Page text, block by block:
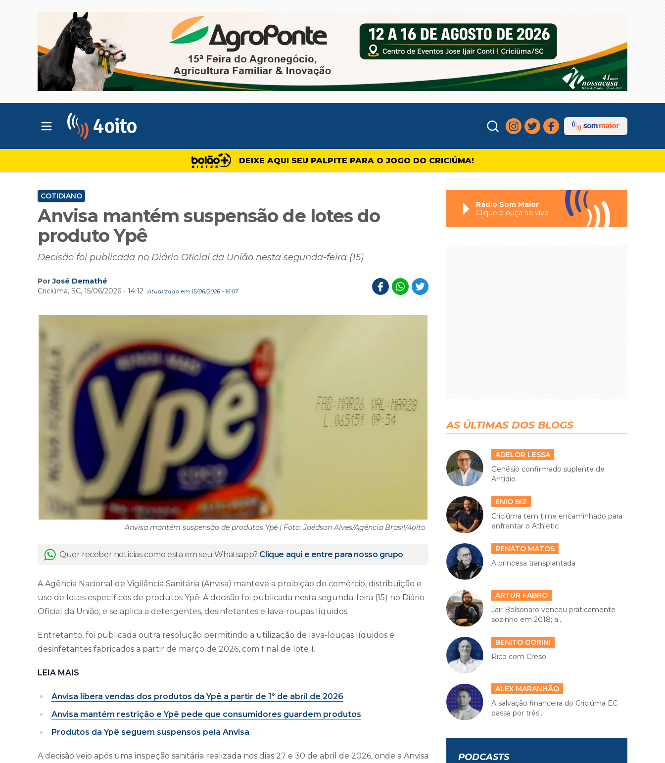
Abrir menu principal
DEIXE AQUI SEU PALPITE PARA O JOGO DO CRICIÚMA!
COTIDIANO
Anvisa mantém suspensão de lotes do
produto Ypê
Decisão foi publicada no Diário Oficial da União nesta segunda-feira (15)
PorJosé Demathé
Criciúma, SC, 15/06/2026 - 14:12 Atualizado em 15/06/2026 - 16:07
Anvisa mantém suspensão de produtos Ypê | Foto: Joédson Alves/Agência Brasil/4oito
Quer receber notícias como esta em seu Whatsapp? Clique aqui e entre para nosso grupo
A Agência Nacional de Vigilância Sanitária (Anvisa) manteve a proibição do comércio, distribuição e
uso de lotes específicos de produtos Ypê. A decisão foi publicada nesta segunda-feira (15) no Diário
Oficial da União, e se aplica a detergentes, desinfetantes e lava-roupas líquidos.
Entretanto, foi publicada outra resolução permitindo a utilização de lava-louças líquidos e
desinfetantes fabricados a partir de março de 2026, com final de lote 1.
LEIA MAIS
Anvisa libera vendas dos produtos da Ypê a partir de 1º de abril de 2026
Anvisa mantém restrição e Ypê pede que consumidores guardem produtos
Produtos da Ypê seguem suspensos pela Anvisa
A decisão veio após uma inspeção sanitária realizada nos dias 27 e 30 de abril de 2026, onde a Anvisa
Rádio Som Maior
Clique e ouça ao vivo
AS ÚLTIMAS DOS BLOGS
ADELOR LESSA
Genésio confirmado suplente de
Antídio
ENIO BIZ
Criciúma tem time encaminhado para
enfrentar o Athletic
RENATO MATOS
A princesa transplantada
ARTUR FABRO
Jair Bolsonaro venceu praticamente
sozinho em 2018; a...
BENITO GORINI
Rico com Creso
ALEX MARANHÃO
A salvação financeira do Criciúma EC
passa por três...
PODCASTS